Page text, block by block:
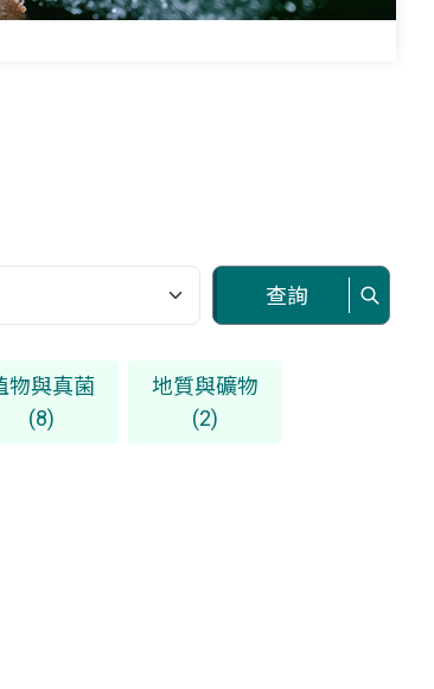
查詢
物與真菌
(8)
地質與礦物
(2)